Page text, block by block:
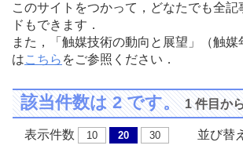
このサイトをつかって，どなたでも全
ドもできます．
また，「触媒技術の動向と展望」（触
はこちら をご参照ください．
該当件数は 2 です。1 件目か
表示件数 10 20 30 並び替